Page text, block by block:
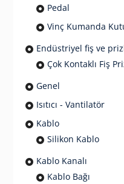
Pedal
Vinç Kumanda
Endüstriyel fiş ve
Çok Kontaklı Fiş
Genel
Isıtıcı - Vantilatör
Kablo
Silikon Kablo
Kablo Kanalı
Kablo Bağı